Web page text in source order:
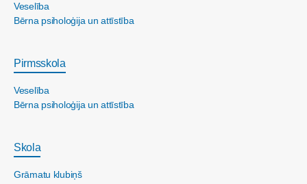
Veselība
Bērna psiholoģija un attīstība
Pirmsskola
Veselība
Bērna psiholoģija un attīstība
Skola
Grāmatu klubiņš